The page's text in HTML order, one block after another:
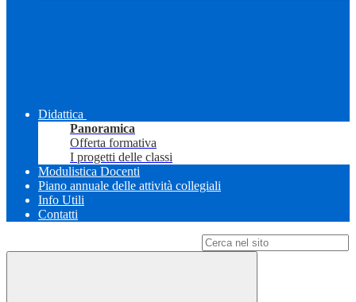
Didattica
Panoramica
Offerta formativa
I progetti delle classi
Modulistica Docenti
Piano annuale delle attività collegiali
Info Utili
Contatti